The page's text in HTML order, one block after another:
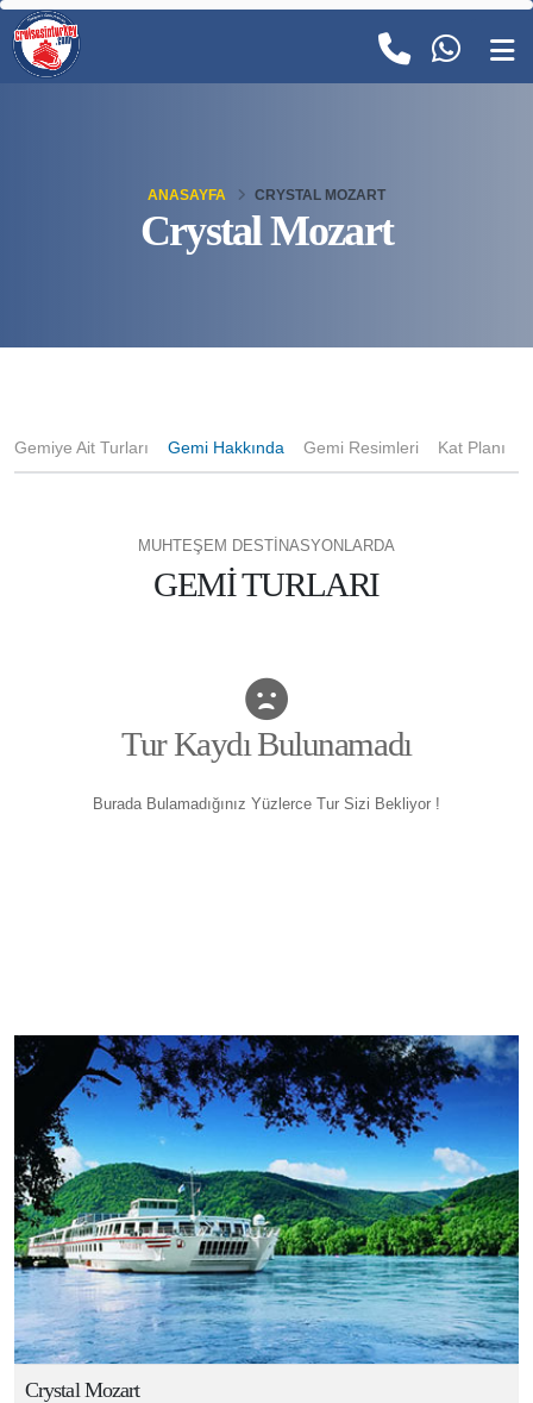
Crystal Mozart
ANASAYFA CRYSTAL MOZART
Gemiye Ait Turları Gemi Hakkında Gemi Resimleri Kat Planı
MUHTEŞEM DESTİNASYONLARDA
GEMİ TURLARI
Tur Kaydı Bulunamadı
Burada Bulamadığınız Yüzlerce Tur Sizi Bekliyor !
Crystal Mozart